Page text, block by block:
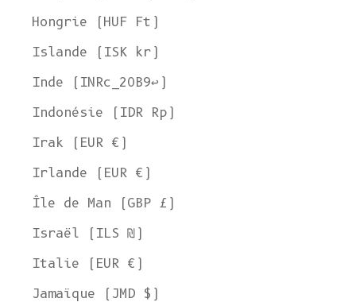
Hongrie (HUF Ft)
Islande (ISK kr)
Inde (INRc_20B9↩)
Indonésie (IDR Rp)
Irak (EUR €)
Irlande (EUR €)
Île de Man (GBP £)
Israël (ILS ₪)
Italie (EUR €)
Jamaïque (JMD $)